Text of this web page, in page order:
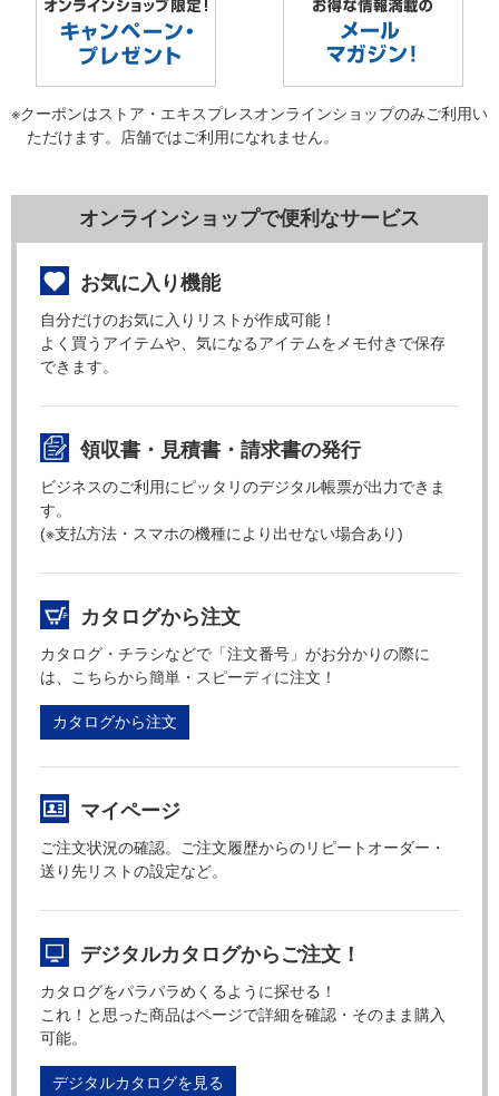
※クーポンはストア・エキスプレスオンラインショップのみご利用い
ただけます。店舗ではご利用になれません。
オンラインショップで便利なサービス
お気に入り機能
自分だけのお気に入りリストが作成可能！
よく買うアイテムや、気になるアイテムをメモ付きで保存
できます。
領収書・見積書・請求書の発行
ビジネスのご利用にピッタリのデジタル帳票が出力できま
す。
(※支払方法・スマホの機種により出せない場合あり)
カタログから注文
カタログ・チラシなどで「注文番号」がお分かりの際に
は、こちらから簡単・スピーディに注文！
カタログから注文
マイページ
ご注文状況の確認。ご注文履歴からのリピートオーダー・
送り先リストの設定など。
デジタルカタログからご注文！
カタログをパラパラめくるように探せる！
これ！と思った商品はページで詳細を確認・そのまま購入
可能。
デジタルカタログを見る